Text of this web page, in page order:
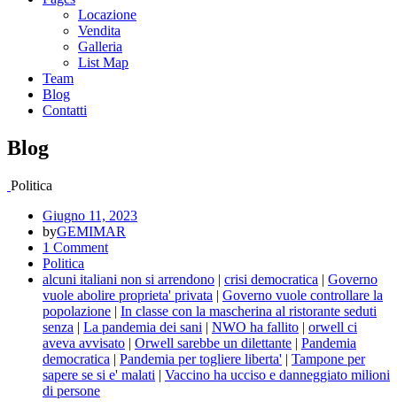
Locazione
Vendita
Galleria
List Map
Team
Blog
Contatti
Blog
Politica
Giugno 11, 2023
byGEMIMAR
1 Comment
Politica
alcuni italiani non si arrendono | crisi democratica | Governo
vuole abolire proprieta' privata | Governo vuole controllare la
popolazione | In classe con la mascherina al ristorante seduti
senza | La pandemia dei sani | NWO ha fallito | orwell ci
aveva avvisato | Orwell sarebbe un dilettante | Pandemia
democratica | Pandemia per togliere liberta' | Tampone per
sapere se si e' malati | Vaccino ha ucciso e danneggiato milioni
di persone